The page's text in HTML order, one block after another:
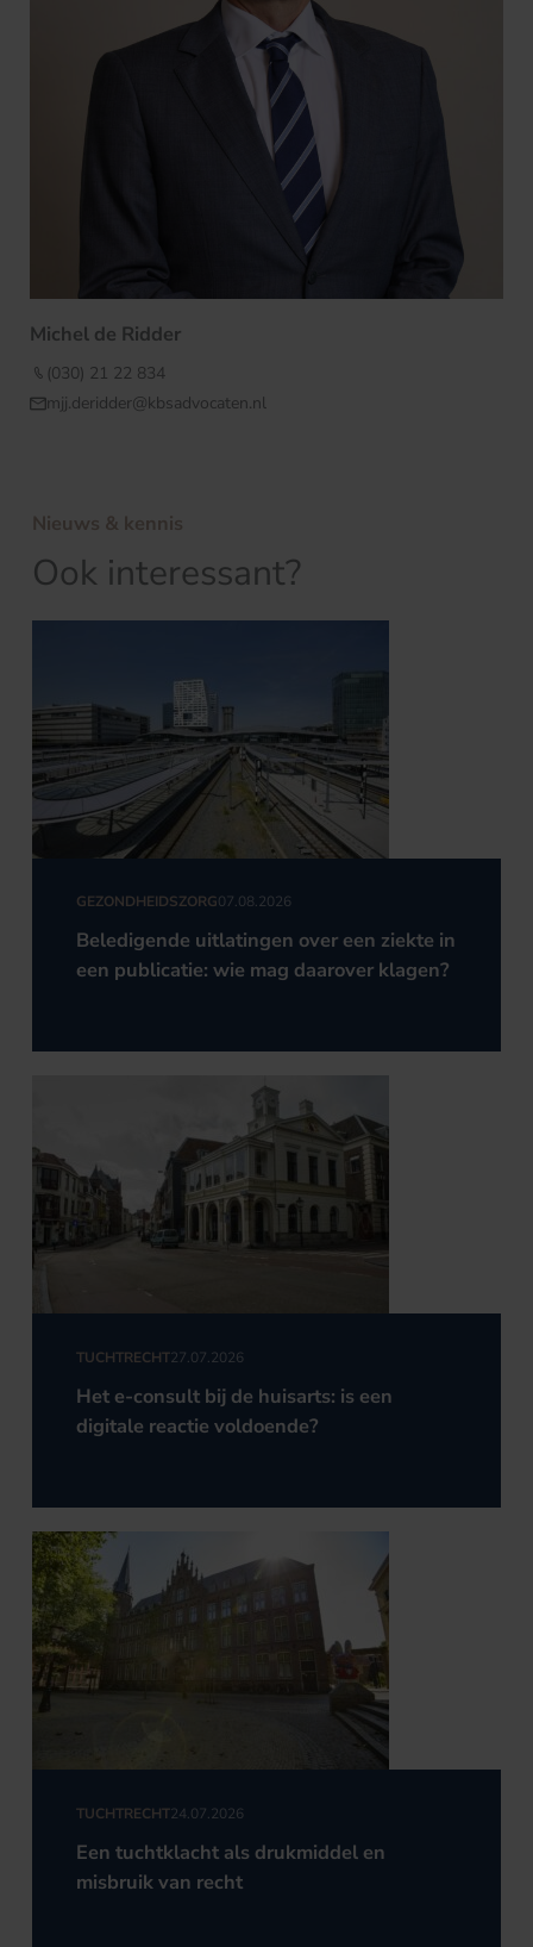
Michel de Ridder
(030) 21 22 834
mjj.deridder@kbsadvocaten.nl
Nieuws & kennis
Ook interessant?
GEZONDHEIDSZORG07.08.2026
Beledigende uitlatingen over een ziekte in
een publicatie: wie mag daarover klagen?
TUCHTRECHT27.07.2026
Het e-consult bij de huisarts: is een
digitale reactie voldoende?
TUCHTRECHT24.07.2026
Een tuchtklacht als drukmiddel en
misbruik van recht